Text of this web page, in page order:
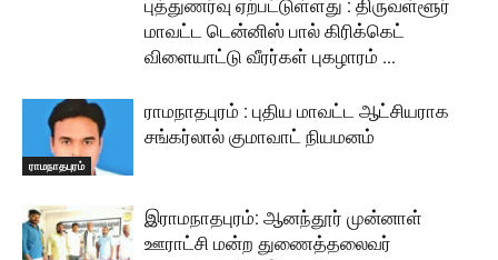
புத்துணர்வு ஏற்பட்டுள்ளது : திருவள்ளூர்
மாவட்ட டென்னிஸ் பால் கிரிக்கெட்
விளையாட்டு வீரர்கள் புகழாரம் …
ராமநாதபுரம்
ராமநாதபுரம் : புதிய மாவட்ட ஆட்சியராக
சங்கர்லால் குமாவாட் நியமனம்
இராமநாதபுரம்: ஆனந்தூர் முன்னாள்
ஊராட்சி மன்ற துணைத்தலைவர்